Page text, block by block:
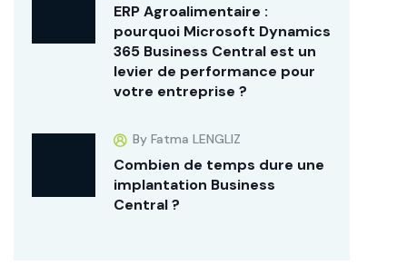
ERP Agroalimentaire :
pourquoi Microsoft Dynamics
365 Business Central est un
levier de performance pour
votre entreprise ?
By Fatma LENGLIZ
Combien de temps dure une
implantation Business
Central ?